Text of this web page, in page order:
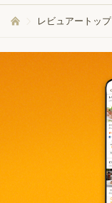
レビュアートップ